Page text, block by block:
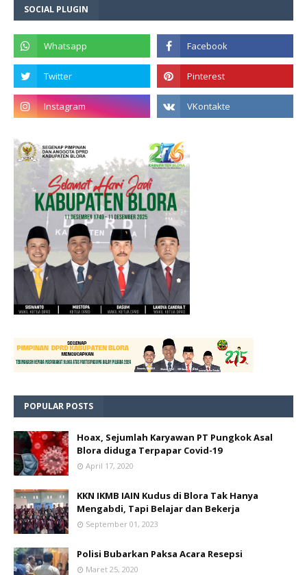
SOCIAL PLUGIN
POPULAR POSTS
Hoax, Sejumlah Karyawan PT Pungkok Asal
Blora diduga Terpapar Covid-19
April 17, 2020
KKN IKMB IAIN Kudus di Blora Tak Hanya
Mengabdi, Tapi Belajar dan Bekerja
September 01, 2023
Polisi Bubarkan Paksa Acara Resepsi
Maret 25, 2020